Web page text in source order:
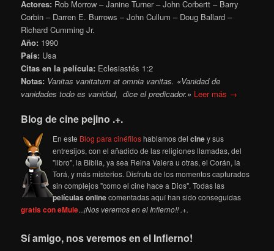
Actores: Rob Morrow – Janine Turner – John Corbertt – Barry
Corbin – Darren E. Burrows – John Cullum – Doug Ballard –
Richard Cumming Jr.
Año: 1990
País: Usa
Citas en la película: Eclesiastés 1:2
Notas: Vanitas vanitatum et omnia vanitas. «Vanidad de
vanidades todo es vanidad, dice el predicador.» Leer más →
Blog de cine pejino .+.
En este Blog para cinéfiloshablamos delciney sus
entresijos, con el añadido de las religiones llamadas, del
"libro", la Biblia, ya sea Reina Valera u otras, el Corán, la
Torá, y más misterios. Disfruta de los momentos capturados
sin complejos "como el cine hace a Dios". Todas las
películas onlinecomentadas aquí han sido conseguidas
gratis con eMule...¡Nos veremos en el Infierno!! .+.
Sí amigo, nos veremos en el Infierno!